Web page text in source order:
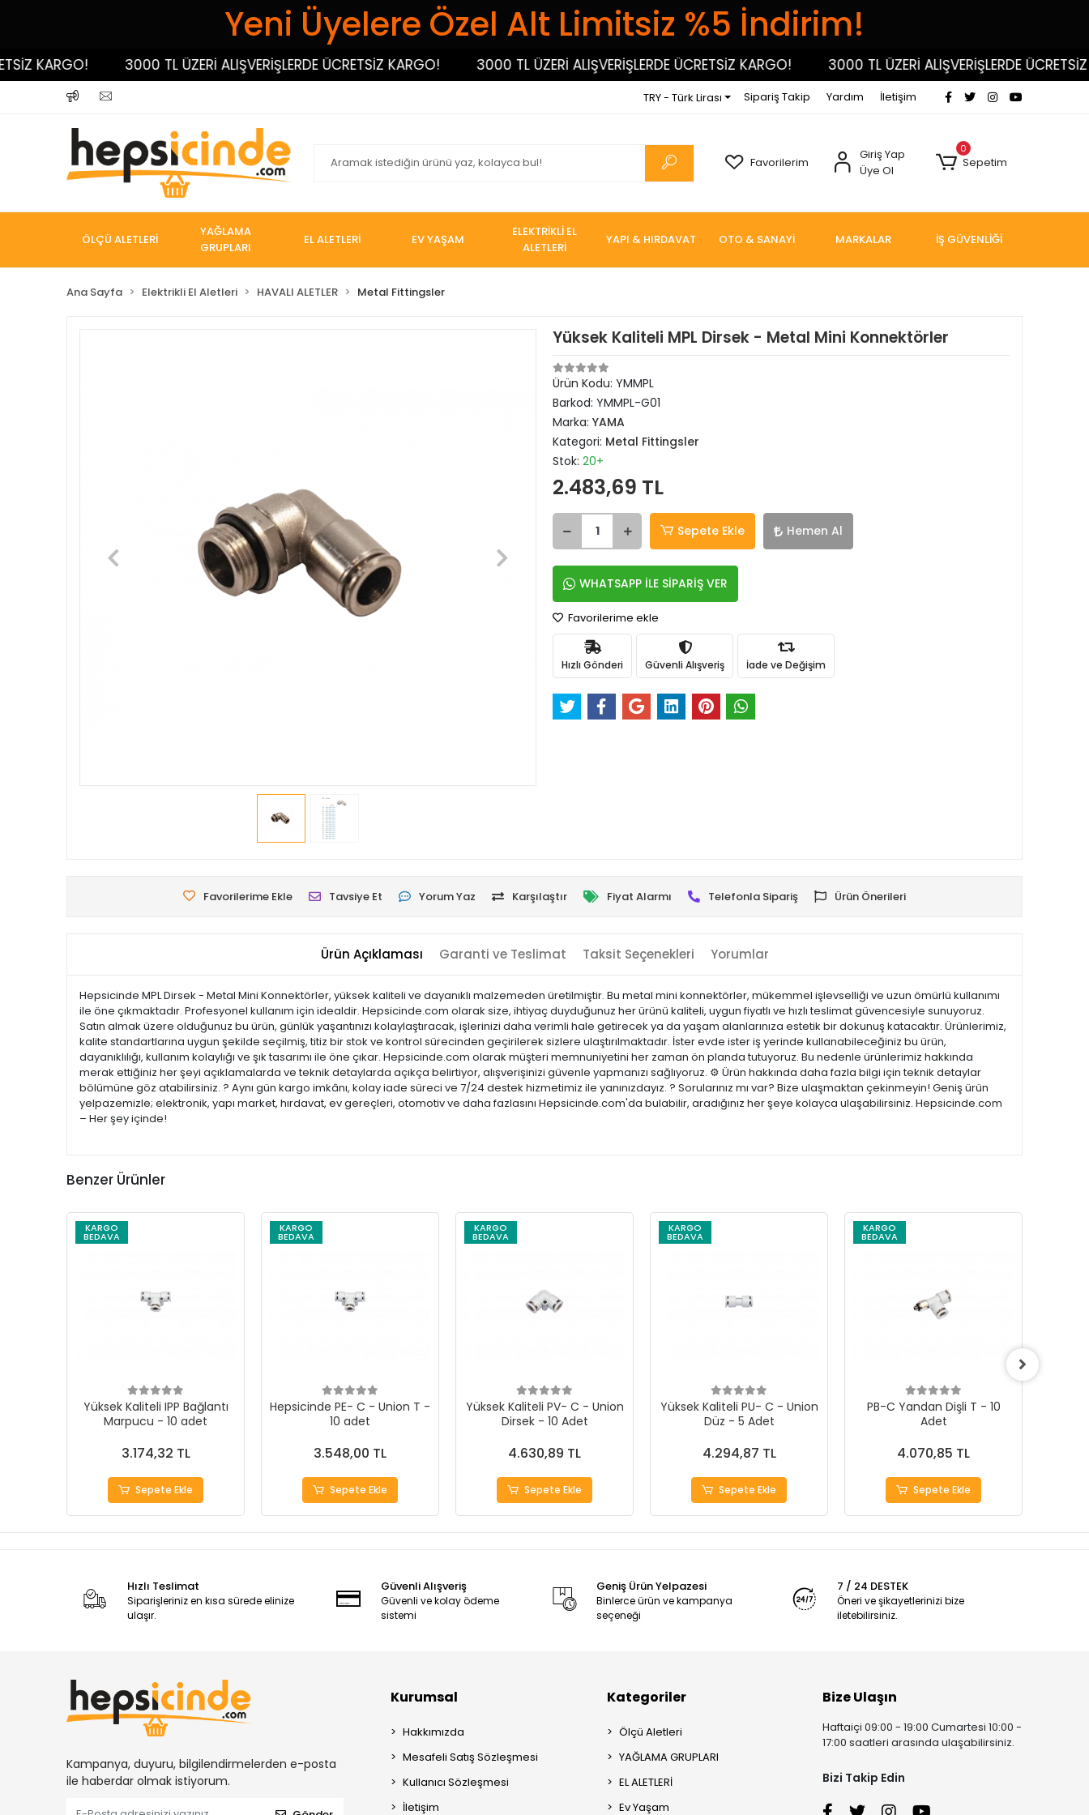
Yeni Üyelere Özel Alt Limitsiz %5 İndirim!
KARGO! 3000 TL ÜZERİ ALIŞVERİŞLERDE ÜCRETSİZ KARGO! 3000 TL ÜZERİ ALIŞVERİŞLERDE ÜCRETSİZ KARGO! 3000 TL ÜZERİ ALIŞVERİŞLERDE ÜCRETSİZ
TRY - Türk Lirası Sipariş Takip Yardım İletişim
Favorilerim
Giriş Yap
Üye Ol
0
Sepetim
ÖLÇÜ ALETLERİ
YAĞLAMA
GRUPLARI
EL ALETLERİ EV YAŞAM
ELEKTRİKLİ EL
ALETLERİ
YAPI & HIRDAVAT OTO & SANAYİ MARKALAR İŞ GÜVENLİĞİ
Ana Sayfa Elektrikli El Aletleri HAVALI ALETLER Metal Fittingsler
Yüksek Kaliteli MPL Dirsek - Metal Mini Konnektörler
Ürün Kodu: YMMPL
Barkod: YMMPL-G01
Marka: YAMA
Kategori: Metal Fittingsler
Stok: 20+
2.483,69 TL
Sepete Ekle Hemen Al
WHATSAPP İLE SİPARİŞ VER
Favorilerime ekle
Hızlı Gönderi Güvenli Alışveriş İade ve Değişim
Favorilerime Ekle Tavsiye Et Yorum Yaz Karşılaştır Fiyat Alarmı Telefonla Sipariş Ürün Önerileri
Ürün Açıklaması Garanti ve Teslimat Taksit Seçenekleri Yorumlar
Hepsicinde MPL Dirsek - Metal Mini Konnektörler, yüksek kaliteli ve dayanıklı malzemeden üretilmiştir. Bu metal mini konnektörler, mükemmel işlevselliği ve uzun ömürlü kullanımı
ile öne çıkmaktadır. Profesyonel kullanım için idealdir. Hepsicinde.com olarak size, ihtiyaç duyduğunuz her ürünü kaliteli, uygun fiyatlı ve hızlı teslimat güvencesiyle sunuyoruz.
Satın almak üzere olduğunuz bu ürün, günlük yaşantınızı kolaylaştıracak, işlerinizi daha verimli hale getirecek ya da yaşam alanlarınıza estetik bir dokunuş katacaktır. Ürünlerimiz,
kalite standartlarına uygun şekilde seçilmiş, titiz bir stok ve kontrol sürecinden geçirilerek sizlere ulaştırılmaktadır. İster evde ister iş yerinde kullanabileceğiniz bu ürün,
dayanıklılığı, kullanım kolaylığı ve şık tasarımı ile öne çıkar. Hepsicinde.com olarak müşteri memnuniyetini her zaman ön planda tutuyoruz. Bu nedenle ürünlerimiz hakkında
merak ettiğiniz her şeyi açıklamalarda ve teknik detaylarda açıkça belirtiyor, alışverişinizi güvenle yapmanızı sağlıyoruz. ⚙️ Ürün hakkında daha fazla bilgi için teknik detaylar
bölümüne göz atabilirsiniz. ? Aynı gün kargo imkânı, kolay iade süreci ve 7/24 destek hizmetimiz ile yanınızdayız. ? Sorularınız mı var? Bize ulaşmaktan çekinmeyin! Geniş ürün
yelpazemizle; elektronik, yapı market, hırdavat, ev gereçleri, otomotiv ve daha fazlasını Hepsicinde.com'da bulabilir, aradığınız her şeye kolayca ulaşabilirsiniz. Hepsicinde.com
– Her şey içinde!
Benzer Ürünler
KARGO
BEDAVA
Yüksek Kaliteli IPP Bağlantı
Marpucu - 10 adet
3.174,32 TL
Sepete Ekle
KARGO
BEDAVA
Hepsicinde PE- C - Union T -
10 adet
3.548,00 TL
Sepete Ekle
KARGO
BEDAVA
Yüksek Kaliteli PV- C - Union
Dirsek - 10 Adet
4.630,89 TL
Sepete Ekle
KARGO
BEDAVA
Yüksek Kaliteli PU- C - Union
Düz - 5 Adet
4.294,87 TL
Sepete Ekle
KARGO
BEDAVA
PB-C Yandan Dişli T - 10
Adet
4.070,85 TL
Sepete Ekle
Hızlı Teslimat
Siparişleriniz en kısa sürede elinize
ulaşır.
Güvenli Alışveriş
Güvenli ve kolay ödeme
sistemi
Geniş Ürün Yelpazesi
Binlerce ürün ve kampanya
seçeneği
7 / 24 DESTEK
Öneri ve şikayetlerinizi bize
iletebilirsiniz.
Kampanya, duyuru, bilgilendirmelerden e-posta
ile haberdar olmak istiyorum.
Kurumsal
Hakkımızda
Mesafeli Satış Sözleşmesi
Kullanıcı Sözleşmesi
İletişim
Kategoriler
Ölçü Aletleri
YAĞLAMA GRUPLARI
EL ALETLERİ
Ev Yaşam
Bize Ulaşın
Haftaiçi 09:00 - 19:00 Cumartesi 10:00 -
17:00 saatleri arasında ulaşabilirsiniz.
Bizi Takip Edin